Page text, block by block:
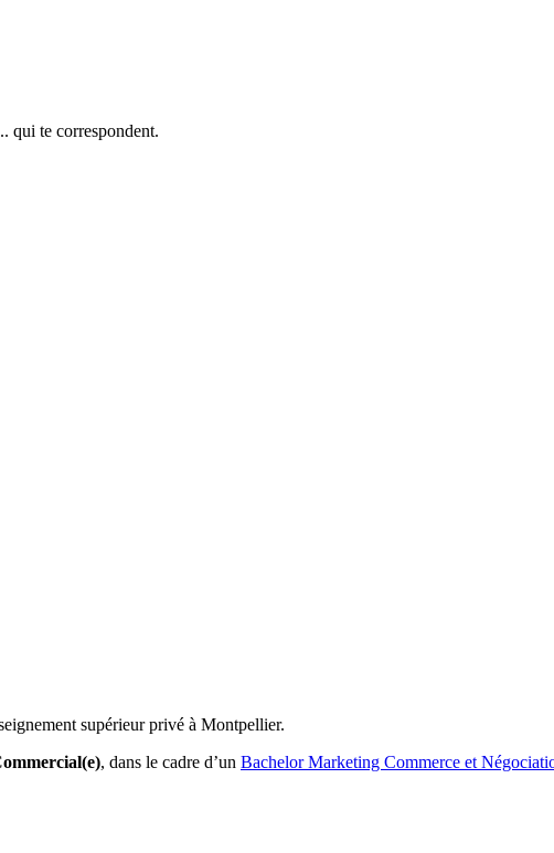
qui te correspondent.
supérieur privé à Montpellier.
, dans le cadre d’un Bachelor Marketing Commerce et